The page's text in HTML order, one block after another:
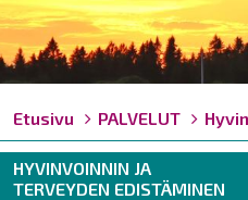
Breadcrumbs
You
are
here:
Etusivu PALVELUT
Breadcrumbs
HYVINVOINNIN JA
TERVEYDEN EDISTÄMINEN